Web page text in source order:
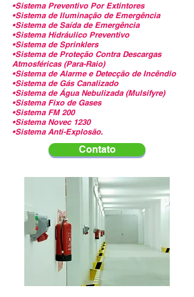
•Sistema Preventivo Por Extintores
•Sistema de Iluminação de Emergência
•Sistema de Saída de Emergência
•Sistema Hidráulico Preventivo
•Sistema de Sprinklers
•Sistema de Proteção Contra Descargas
Atmosféricas (Para-Raio)
•Sistema de Alarme e Detecção de Incêndio
•Sistema de Gás Canalizado
•Sistema de Água Nebulizada (Mulsifyre)
•Sistema Fixo de Gases
•Sistema FM 200
•Sistema Novec 1230
•Sistema Anti-Explosão.
Contato